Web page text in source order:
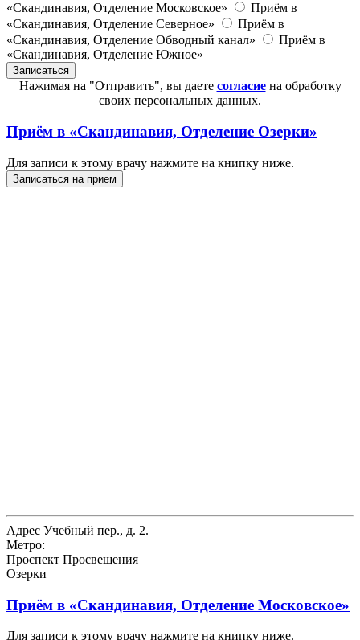
«Скандинавия, Отделение Московское»
Приём в
«Скандинавия, Отделение Северное»
Приём в
«Скандинавия, Отделение Обводный канал»
Приём в
«Скандинавия, Отделение Южное»
Нажимая на "Отправить", вы даете согласиена обработку
своих персональных данных.
Приём в «Скандинавия, Отделение Озерки»
Для записи к этому врачу нажмите на книпку ниже.
Записаться на прием
Адрес Учебный пер., д. 2.
Метро:
Проспект Просвещения
Озерки
Приём в «Скандинавия, Отделение Московское»
Для записи к этому врачу нажмите на книпку ниже.